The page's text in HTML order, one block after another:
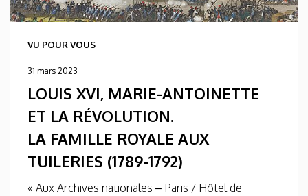
VU POUR VOUS
31 mars 2023
LOUIS XVI, MARIE-ANTOINETTE
ET LA RÉVOLUTION.
LA FAMILLE ROYALE AUX
TUILERIES (1789-1792)
« Aux Archives nationales – Paris / Hôtel de